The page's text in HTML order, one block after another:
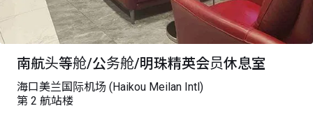
南航头等舱/公务舱/明珠精英会员休息室
海口美兰国际机场 (Haikou Meilan Intl)
第 2 航站楼